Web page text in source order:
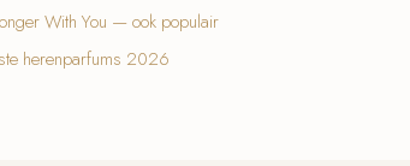
With You — ook populair
herenparfums 2026